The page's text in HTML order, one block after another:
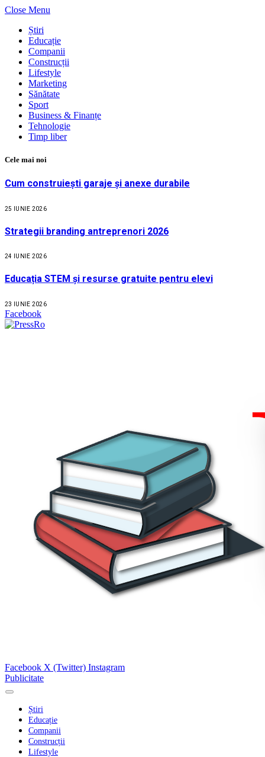
Close Menu
Știri
Educație
Companii
Construcții
Lifestyle
Marketing
Sănătate
Sport
Business & Finanțe
Tehnologie
Timp liber
Cele mai noi
Cum construiești garaje și anexe durabile
25 IUNIE 2026
Strategii branding antreprenori 2026
24 IUNIE 2026
Educația STEM și resurse gratuite pentru elevi
23 IUNIE 2026
Facebook
Facebook X (Twitter) Instagram
Publicitate
Știri
Educație
Companii
Construcții
Lifestyle